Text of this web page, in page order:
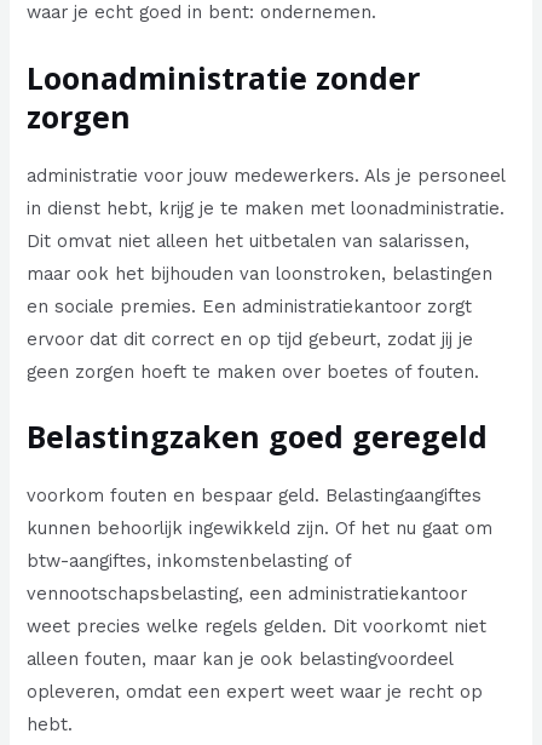
waar je echt goed in bent: ondernemen.
Loonadministratie zonder
zorgen
administratie voor jouw medewerkers. Als je personeel
in dienst hebt, krijg je te maken met loonadministratie.
Dit omvat niet alleen het uitbetalen van salarissen,
maar ook het bijhouden van loonstroken, belastingen
en sociale premies. Een administratiekantoor zorgt
ervoor dat dit correct en op tijd gebeurt, zodat jij je
geen zorgen hoeft te maken over boetes of fouten.
Belastingzaken goed geregeld
voorkom fouten en bespaar geld. Belastingaangiftes
kunnen behoorlijk ingewikkeld zijn. Of het nu gaat om
btw-aangiftes, inkomstenbelasting of
vennootschapsbelasting, een administratiekantoor
weet precies welke regels gelden. Dit voorkomt niet
alleen fouten, maar kan je ook belastingvoordeel
opleveren, omdat een expert weet waar je recht op
hebt.